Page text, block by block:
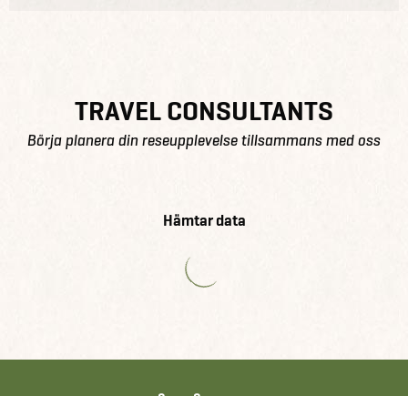
TRAVEL CONSULTANTS
Börja planera din reseupplevelse tillsammans med oss
Hämtar data